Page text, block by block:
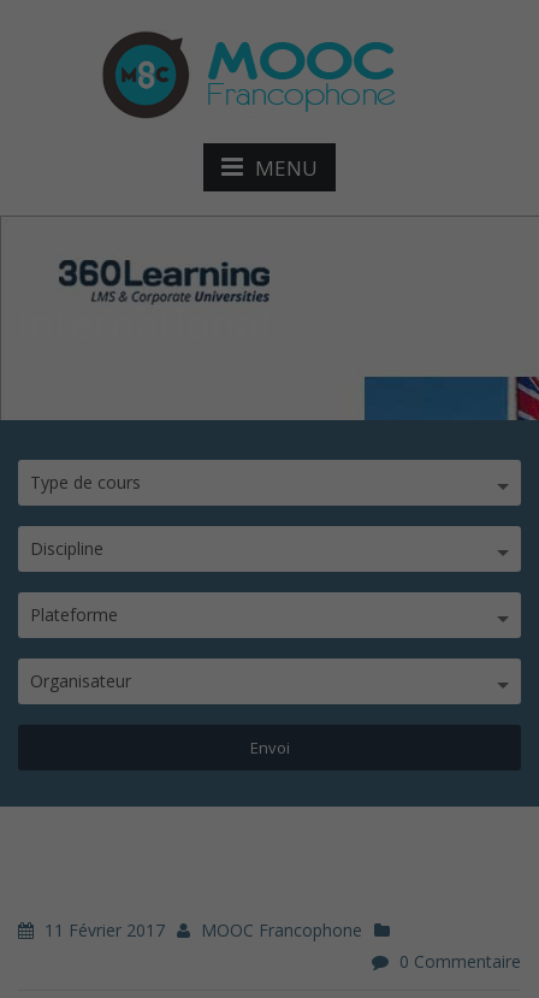
MENU
International
Type de cours
Discipline
Plateforme
Organisateur
11 Février 2017
MOOC Francophone
0 Commentaire